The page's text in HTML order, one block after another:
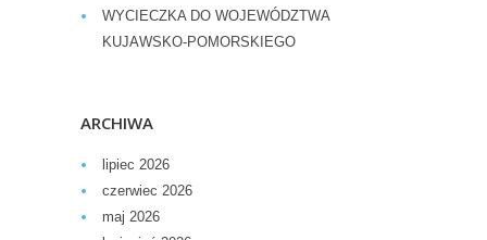
WYCIECZKA DO WOJEWÓDZTWA
KUJAWSKO-POMORSKIEGO
ARCHIWA
lipiec 2026
czerwiec 2026
maj 2026